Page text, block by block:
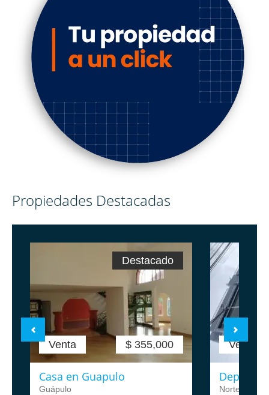
Propiedades Destacadas
Venta $ 355,000
Destacado
Casa en Guapulo
Guápulo
Venta
Norte de